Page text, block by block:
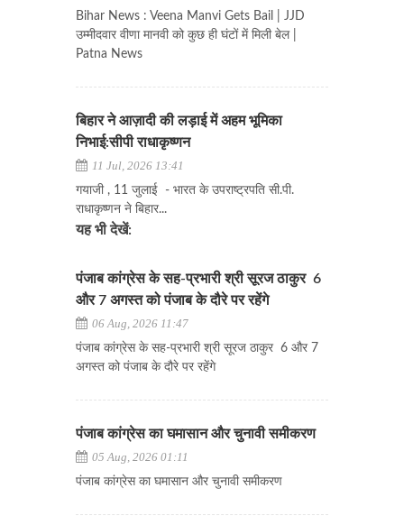
Bihar News : Veena Manvi Gets Bail | JJD
उम्मीदवार वीणा मानवी को कुछ ही घंटों में मिली बेल |
Patna News
बिहार ने आज़ादी की लड़ाई में अहम भूमिका
निभाई:सीपी राधाकृष्णन
11 Jul, 2026 13:41
गयाजी , 11 जुलाई - भारत के उपराष्ट्रपति सी.पी.
राधाकृष्णन ने बिहार...
यह भी देखें:
पंजाब कांग्रेस के सह-प्रभारी श्री सूरज ठाकुर 6
और 7 अगस्त को पंजाब के दौरे पर रहेंगे
06 Aug, 2026 11:47
पंजाब कांग्रेस के सह-प्रभारी श्री सूरज ठाकुर 6 और 7
अगस्त को पंजाब के दौरे पर रहेंगे
पंजाब कांग्रेस का घमासान और चुनावी समीकरण
05 Aug, 2026 01:11
पंजाब कांग्रेस का घमासान और चुनावी समीकरण